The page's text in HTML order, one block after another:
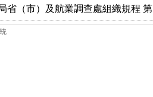
省（市）及航業調查處組織規程